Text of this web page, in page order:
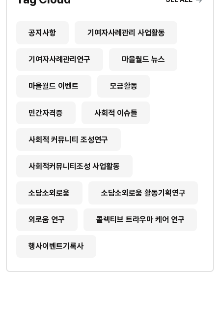
공지사항 기여자사례관리 사업활동
기여자사례관리연구 마을월드 뉴스
마을월드 이벤트 모금활동
민간자격증 사회적 이슈들
사회적 커뮤니티 조성연구
사회적커뮤니티조성 사업활동
소담소외로움 소담소외로움 활동기획연구
외로움 연구 콜렉티브 트라우마 케어 연구
행사이벤트기록사